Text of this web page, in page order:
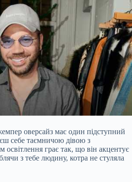
оверсайз має один підступний
себе таємничою дівою з
освітлення грає так, що він акцентує
з тебе людину, котра не стуляла